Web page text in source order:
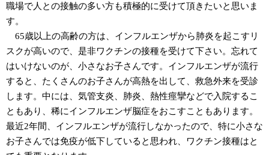
職場で人との接触の多い方も積極的に受けて頂きたいと思いま
す。
65歳以上の高齢の方は、インフルエンザから肺炎を起こすリ
スクが高いので、是非ワクチンの接種を受けて下さい。忘れて
はいけないのが、小さなお子さんです。インフルエンザが流行
すると、たくさんのお子さんが高熱を出して、救急外来を受診
します。中には、気管支炎、肺炎、熱性痙攣などで入院するこ
ともあり、稀にインフルエンザ脳症をおこすこともあります。
最近2年間、インフルエンザが流行しなかったので、特に小さな
お子さんでは免疫が低下していると思われ、ワクチン接種はと